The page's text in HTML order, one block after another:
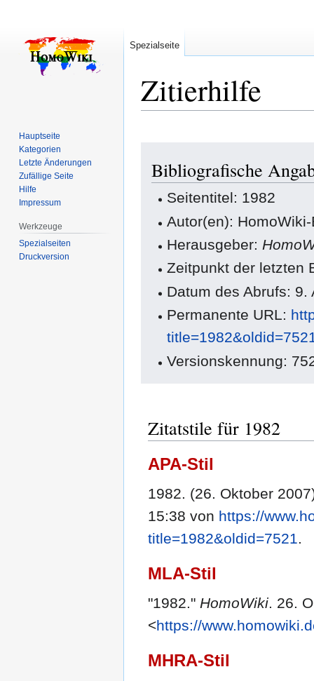
Zitierhilfe
Navigation
springen
Suche
springen
Bibliografische
Seitentitel: 1982
Autor(en):
Herausgeber:
Zeitpunkt der letzten
Datum des Abrufs:
Permanente URL:
Versionskennung:
Zitatstile für 1982
APA-Stil
1982. (26. Oktober
15:38 von https://
title=1982&oldid=7521.
MLA-Stil
"1982." HomoWiki. 26.
<https://
MHRA-Stil
Spezialseite
Hauptseite
Kategorien
Letzte Änderungen
Zufällige Seite
Hilfe
Impressum
Werkzeuge
Spezialseiten
Druckversion